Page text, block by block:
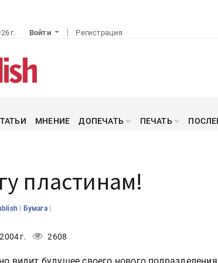
г. Войти Регистрация
МНЕНИЕ ДОПЕЧАТЬ ПЕЧАТЬ
пластинам!
| Бумага |
г. 2608